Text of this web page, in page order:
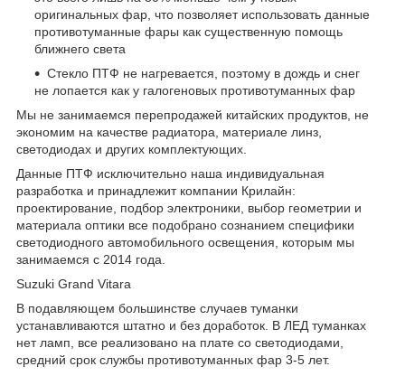
оригинальных фар, что позволяет использовать данные
противотуманные фары как существенную помощь
ближнего света
Стекло ПТФ не нагревается, поэтому в дождь и снег
не лопается как у галогеновых противотуманных фар
Мы не занимаемся перепродажей китайских продуктов, не
экономим на качестве радиатора, материале линз,
светодиодах и других комплектующих.
Данные ПТФ исключительно наша индивидуальная
разработка и принадлежит компании Крилайн:
проектирование, подбор электроники, выбор геометрии и
материала оптики все подобрано сознанием специфики
светодиодного автомобильного освещения, которым мы
занимаемся с 2014 года.
Suzuki Grand Vitara
В подавляющем большинстве случаев туманки
устанавливаются штатно и без доработок. В ЛЕД туманках
нет ламп, все реализовано на плате со светодиодами,
средний срок службы противотуманных фар 3-5 лет.